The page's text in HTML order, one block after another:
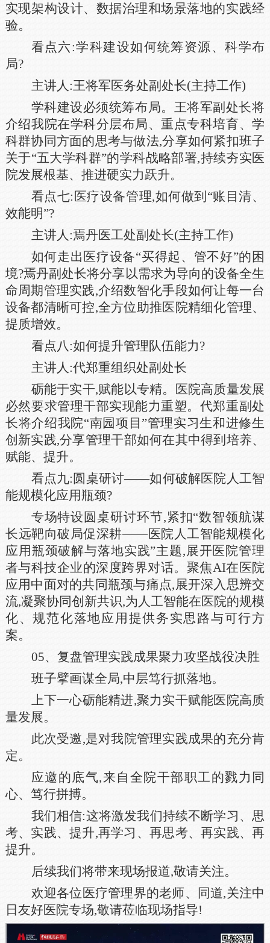
实现架构设计、数据治理和场景落地的实践经
验。
看点六:学科建设如何统筹资源、科学布
局?
主讲人:王将军医务处副处长(主持工作)
学科建设必须统筹布局。王将军副处长将
介绍我院在学科分层布局、重点专科培育、学
科群协同方面的思考与做法,分享如何紧扣班子
关于“五大学科群”的学科战略部署,持续夯实医
院发展根基、推进硬实力跃升。
看点七:医疗设备管理,如何做到“账目清、
效能明”?
主讲人:焉丹医工处副处长(主持工作)
如何走出医疗设备“买得起、管不好”的困
境?焉丹副处长将分享以需求为导向的设备全生
命周期管理实践,介绍数智化手段如何让每一台
设备都清晰可控,全方位助推医院精细化管理、
提质增效。
看点八:如何提升管理队伍能力?
主讲人:代郑重组织处副处长
砺能于实干,赋能以专精。医院高质量发展
必然要求管理干部实现能力重塑。代郑重副处
长将介绍我院“南园项目”管理实习生和进修生
创新实践,分享管理干部如何在其中得到培养、
赋能、提升。
看点九:圆桌研讨——如何破解医院人工智
能规模化应用瓶颈?
专场特设圆桌研讨环节,紧扣“数智领航谋
长远靶向破局促深耕——医院人工智能规模化
应用瓶颈破解与落地实践”主题,展开医院管理
者与科技企业的深度跨界对话。聚焦AI在医院
应用中面对的共同瓶颈与痛点,展开深入思辨交
流,凝聚协同创新共识,为人工智能在医院的规模
化、规范化落地应用提供务实思路与可行方
案。
05、复盘管理实践成果聚力攻坚战役决胜
班子擘画谋全局,中层笃行抓落地。
上下一心砺能精进,聚力实干赋能医院高质
量发展。
此次受邀,是对我院管理实践成果的充分肯
定。
应邀的底气,来自全院干部职工的戮力同
心、笃行拼搏。
我们相信:这将激发我们持续不断学习、思
考、实践、提升,再学习、再思考、再实践、再
提升。
后续我们将带来现场报道,敬请关注。
欢迎各位医疗管理界的老师、同道,关注中
日友好医院专场,敬请莅临现场指导!